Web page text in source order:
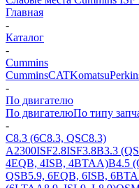
Главная
-
Каталог
-
Cummins
CumminsCATKomatsu
-
По двигателю
По двигателюПо типу
-
C8.3 (6C8.3, QSC8.3)
A2300ISF2.8ISF3.8B3.3
4EQB, 4ISB, 4BTAA)B4.5
QSB5.9, 6EQB, 6ISB,